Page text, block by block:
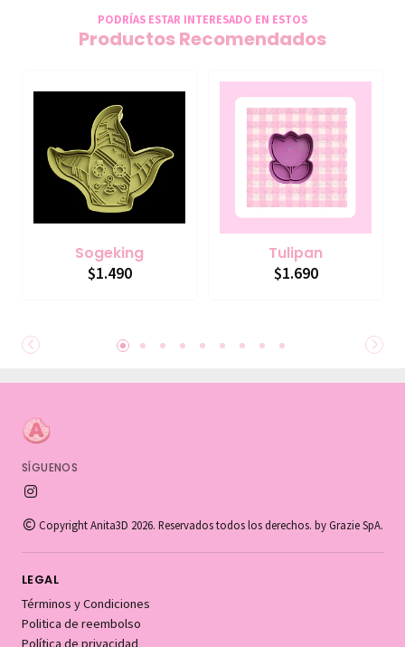
PODRÍAS ESTAR INTERESADO EN ESTOS
Productos Recomendados
Sogeking
$1.490
Tulipan
$1.690
SÍGUENOS
Copyright Anita3D 2026. Reservados todos los derechos. by Grazie SpA.
LEGAL
Términos y Condiciones
Politica de reembolso
Política de privacidad